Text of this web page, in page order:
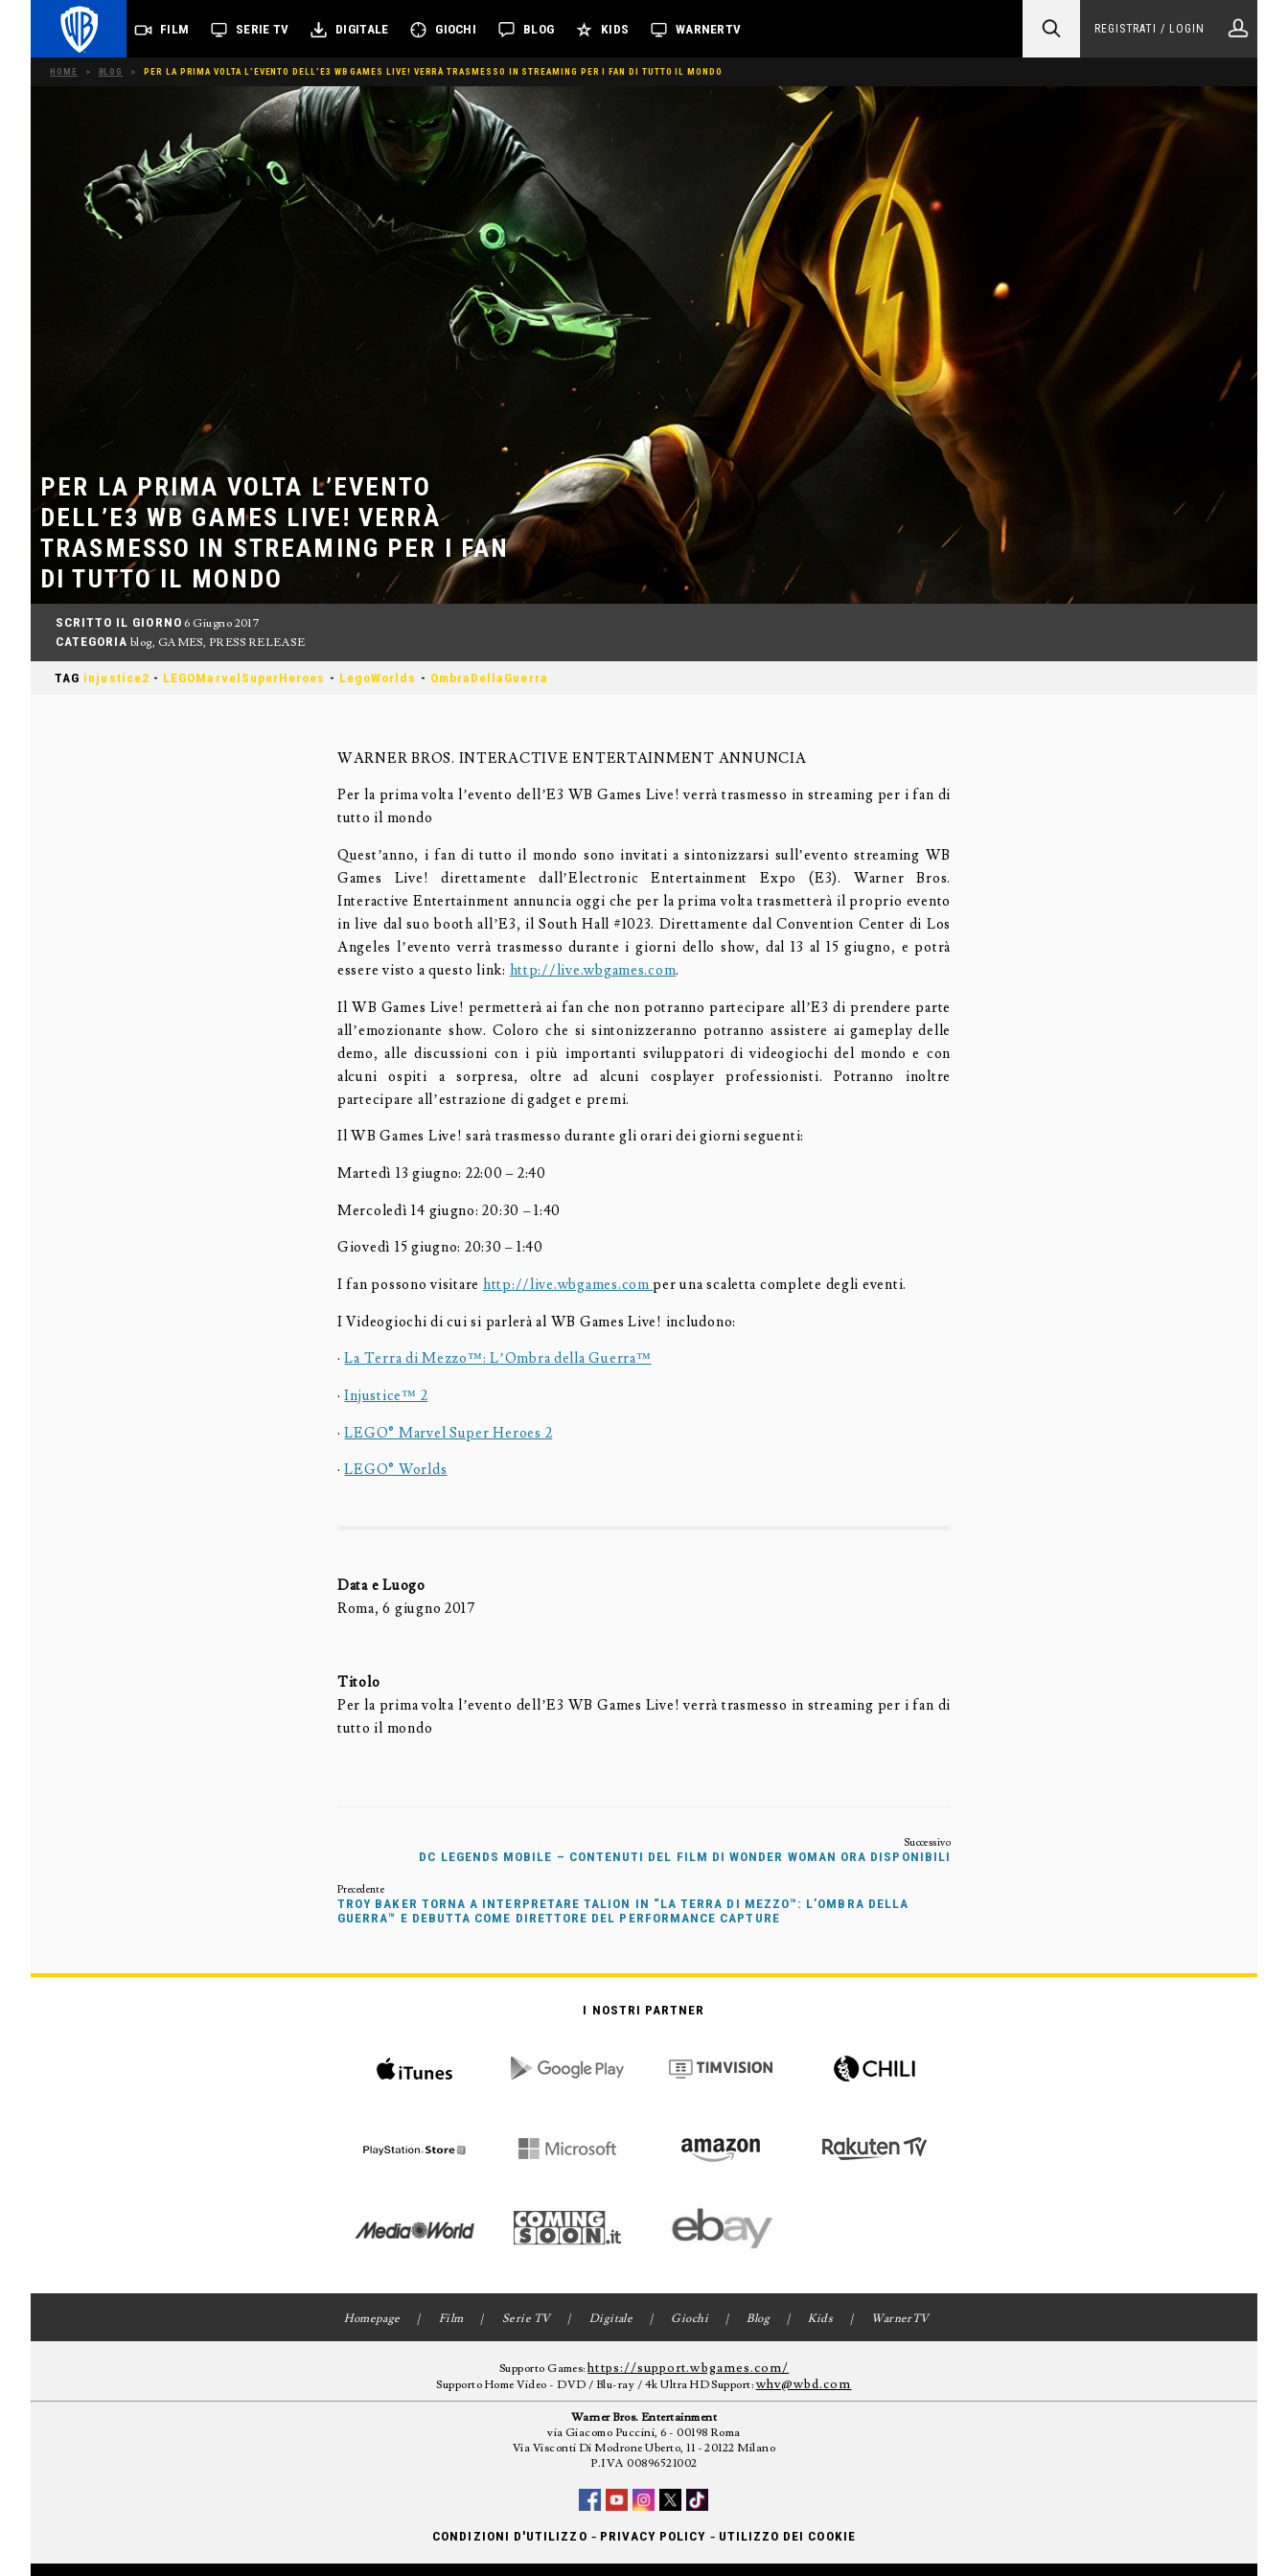
FILM SERIE TV DIGITALE GIOCHI BLOG KIDS WARNERTV REGISTRATI / LOGIN
HOME > BLOG > PER LA PRIMA VOLTA L’EVENTO DELL’E3 WB GAMES LIVE! VERRÀ TRASMESSO IN STREAMING PER I FAN DI TUTTO IL MONDO
PER LA PRIMA VOLTA L’EVENTO
DELL’E3 WB GAMES LIVE! VERRÀ
TRASMESSO IN STREAMING PER I FAN
DI TUTTO IL MONDO
SCRITTO IL GIORNO 6 Giugno 2017
CATEGORIA blog, GAMES, PRESS RELEASE
TAG injustice2 - LEGOMarvelSuperHeroes - LegoWorlds - OmbraDellaGuerra
WARNER BROS. INTERACTIVE ENTERTAINMENT ANNUNCIA
Per la prima volta l’evento dell’E3 WB Games Live! verrà trasmesso in streaming per i fan di
tutto il mondo
Quest’anno, i fan di tutto il mondo sono invitati a sintonizzarsi sull’evento streaming WB
Games Live! direttamente dall’Electronic Entertainment Expo (E3). Warner Bros.
Interactive Entertainment annuncia oggi che per la prima volta trasmetterà il proprio evento
in live dal suo booth all’E3, il South Hall #1023. Direttamente dal Convention Center di Los
Angeles l’evento verrà trasmesso durante i giorni dello show, dal 13 al 15 giugno, e potrà
essere visto a questo link: http://live.wbgames.com.
Il WB Games Live! permetterà ai fan che non potranno partecipare all’E3 di prendere parte
all’emozionante show. Coloro che si sintonizzeranno potranno assistere ai gameplay delle
demo, alle discussioni con i più importanti sviluppatori di videogiochi del mondo e con
alcuni ospiti a sorpresa, oltre ad alcuni cosplayer professionisti. Potranno inoltre
partecipare all’estrazione di gadget e premi.
Il WB Games Live! sarà trasmesso durante gli orari dei giorni seguenti:
Martedì 13 giugno: 22:00 – 2:40
Mercoledì 14 giugno: 20:30 – 1:40
Giovedì 15 giugno: 20:30 – 1:40
I fan possono visitare http://live.wbgames.comper una scaletta complete degli eventi.
I Videogiochi di cui si parlerà al WB Games Live! includono:
·La Terra di Mezzo™: L’Ombra della Guerra™
·Injustice™ 2
·LEGO® Marvel Super Heroes 2
·LEGO® Worlds
Data e Luogo
Roma, 6 giugno 2017
Titolo
Per la prima volta l’evento dell’E3 WB Games Live! verrà trasmesso in streaming per i fan di
tutto il mondo
DC LEGENDS MOBILE – CONTENUTI DEL FILM DI WONDER WOMAN ORA DISPONIBILI
TROY BAKER TORNA A INTERPRETARE TALION IN “LA TERRA DI MEZZO™: L’OMBRA DELLA
GUERRA™ E DEBUTTA COME DIRETTORE DEL PERFORMANCE CAPTURE
I NOSTRI PARTNER
Homepage Film Serie TV Digitale Giochi Blog Kids WarnerTV
Supporto Games:https://support.wbgames.com/
Supporto Home Video - DVD / Blu-ray / 4k Ultra HD Support:whv@wbd.com
Warner Bros. Entertainment
via Giacomo Puccini, 6 - 00198 Roma
Via Visconti Di Modrone Uberto, 11 - 20122 Milano
P.IVA 00896521002
CONDIZIONI D'UTILIZZO - PRIVACY POLICY - UTILIZZO DEI COOKIE